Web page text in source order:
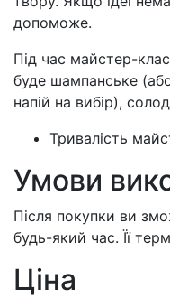
допоможе.
Під час майстер-
буде шампанське
напій на вибір),
Тривалість
Умови
Після покупки ви
будь-який час. Її
Ціна